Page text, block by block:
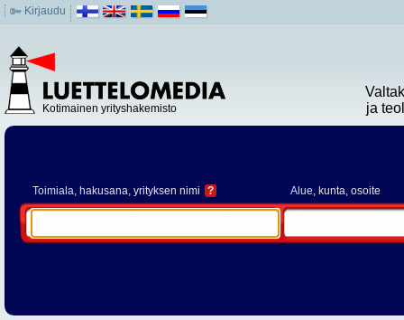
Kirjaudu
Kotimainen yrityshakemisto
ja
Toimiala, hakusana, yrityksen nimi ? Alue, kunta, osoite